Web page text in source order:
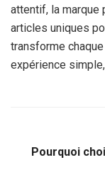
attentif, la marque
articles uniques
transforme
expérience
Pourquoi